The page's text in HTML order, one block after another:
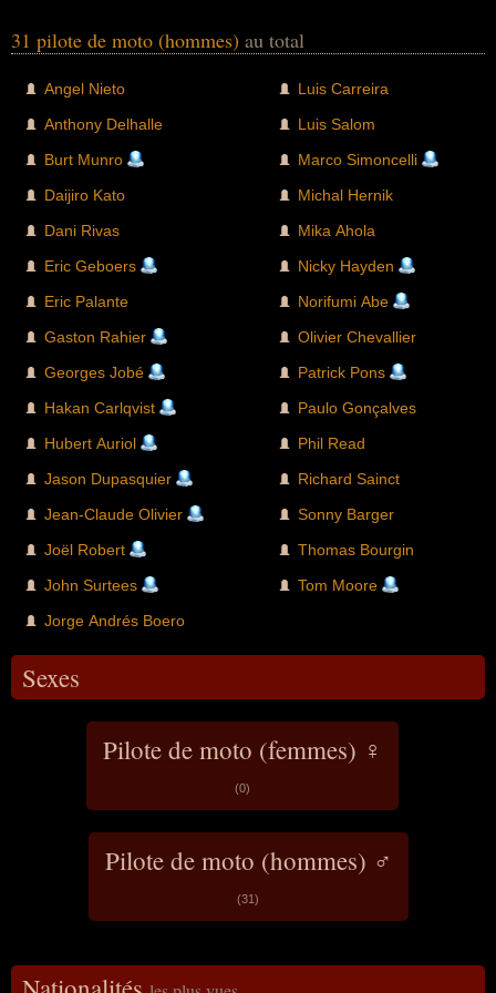
31 pilote de moto (hommes) au total
Angel Nieto
Anthony Delhalle
Burt Munro
Daijiro Kato
Dani Rivas
Eric Geboers
Eric Palante
Gaston Rahier
Georges Jobé
Hakan Carlqvist
Hubert Auriol
Jason Dupasquier
Jean-Claude Olivier
Joël Robert
John Surtees
Jorge Andrés Boero
Luis Carreira
Luis Salom
Marco Simoncelli
Michal Hernik
Mika Ahola
Nicky Hayden
Norifumi Abe
Olivier Chevallier
Patrick Pons
Paulo Gonçalves
Phil Read
Richard Sainct
Sonny Barger
Thomas Bourgin
Tom Moore
Sexes
Pilote de moto (femmes) ♀
(0)
Pilote de moto (hommes) ♂
(31)